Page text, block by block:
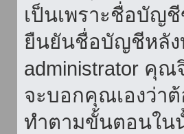
เป็นเพราะชื่อบัญ
ยืนยันชื่อบัญชีหลัง
administrator คุ
จะบอกคุณเองว่า
ทำตามขั้นตอนใน